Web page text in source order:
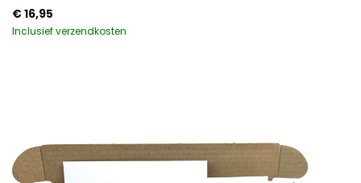
€16,95
Inclusief verzendkosten